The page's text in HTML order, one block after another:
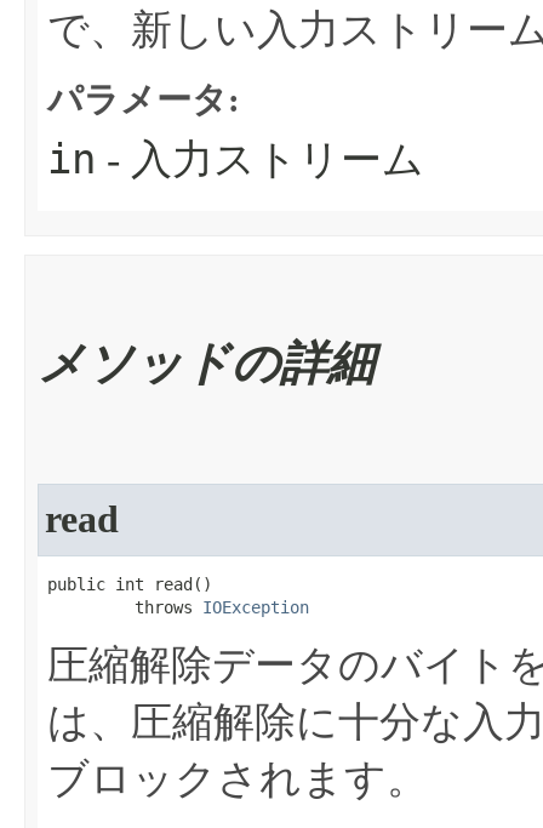
で、新しい入力ストリー
パラメータ:
in - 入力ストリーム
メソッドの詳細
read
public int read​()
         throws
IOException
圧縮解除データのバイト
は、圧縮解除に十分な入
ブロックされます。